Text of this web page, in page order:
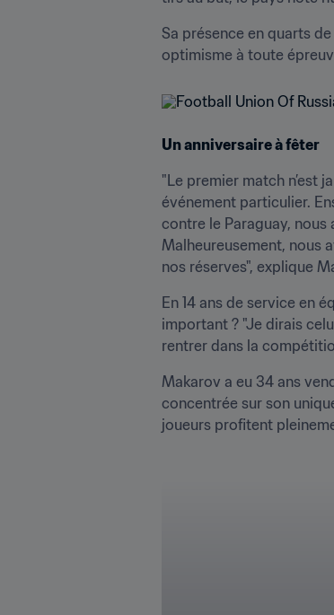
Sa présence en quarts
optimisme à toute
Un anniversaire à fêter
"Le premier match n’est
événement particulier.
contre le Paraguay,
Malheureusement, nous
nos réserves", explique
En 14 ans de service en
important ? "Je dirais
rentrer dans la
Makarov a eu 34 ans
concentrée sur son
joueurs profitent